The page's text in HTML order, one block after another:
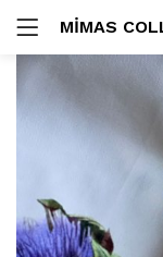
Remember me
All categories
Countrylife Blue (6)
Countrylife